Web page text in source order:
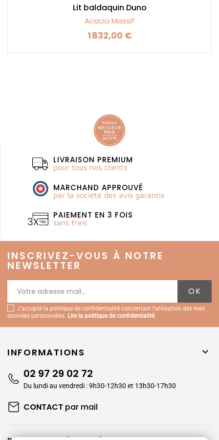
Lit baldaquin Duno
Acacia Massif
Prix
1 832,00 €
LIVRAISON PREMIUM
pour tous nos clients
MARCHAND APPROUVÉ
par la société des avis garantis
PAIEMENT EN 3 FOIS
sans frais
INSCRIVEZ-VOUS À NOTRE
NEWSLETTER
J'accepte la politique de confidentialité concernant l'utilisation des mes
données personnelles. Lire la politique de confidentialité.
INFORMATIONS 
02 97 29 02 72
Du lundi au vendredi : 9h30-12h30 et 13h30-17h30
CONTACT par mail